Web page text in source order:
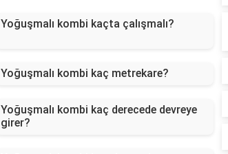
Yoğuşmalı kombi kaçta çalışmalı?
Yoğuşmalı kombi kaç metrekare?
Yoğuşmalı kombi kaç derecede devreye
girer?